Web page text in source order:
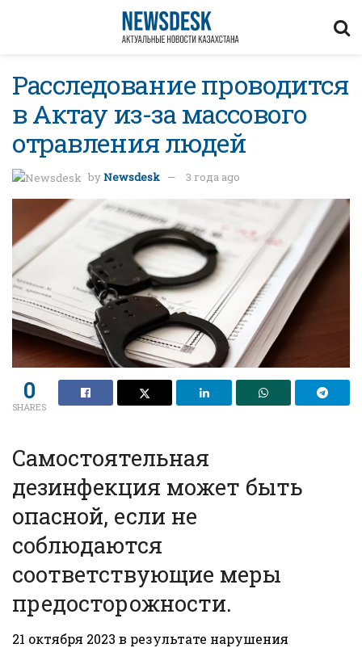
Расследование проводится
в Актау из-за массового
отравления людей
byNewsdesk 3 года ago
0
SHARES
Самостоятельная
дезинфекция может быть
опасной, если не
соблюдаются
соответствующие меры
предосторожности.
21 октября 2023 в результате нарушения